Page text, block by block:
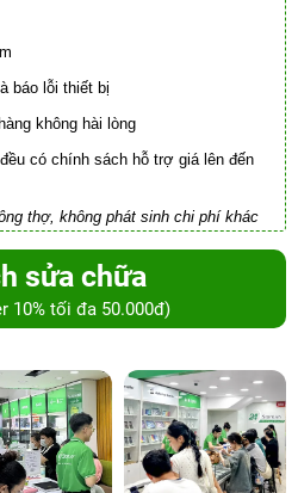
báo lỗi thiết bị
không hài lòng
đều có chính sách hỗ trợ giá lên đến
thợ, không phát sinh chi phí khác
sửa chữa
10% tối đa 50.000đ)